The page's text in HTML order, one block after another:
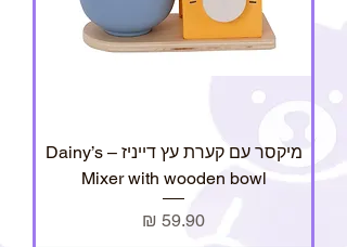
מיקסר עם קערת עץ דייניז – Dainy’s
Mixer with wooden bowl
מחיר